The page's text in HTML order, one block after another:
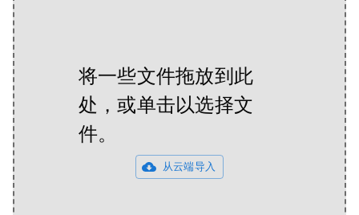
将一些文件拖放到此
处，或单击以选择文
件。
从云端导入